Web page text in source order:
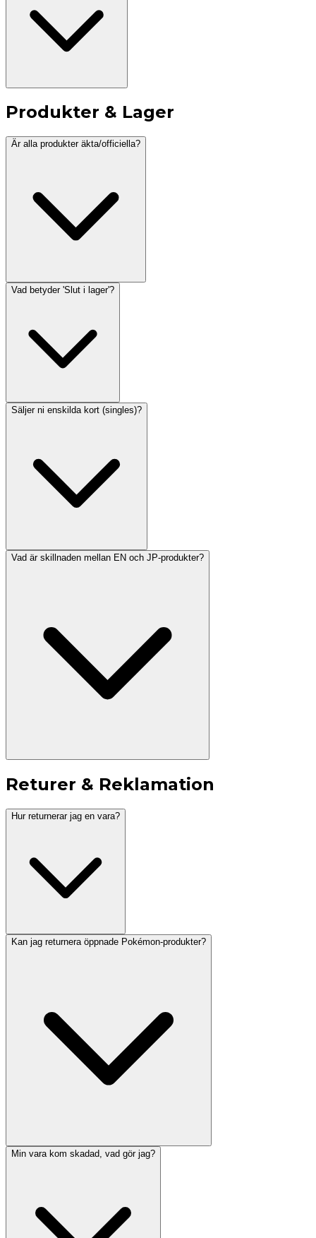
Produkter & Lager
Är alla produkter äkta/officiella?
Vad betyder 'Slut i lager'?
Säljer ni enskilda kort (singles)?
Vad är skillnaden mellan EN och JP-produkter?
Returer & Reklamation
Hur returnerar jag en vara?
Kan jag returnera öppnade Pokémon-produkter?
Min vara kom skadad, vad gör jag?